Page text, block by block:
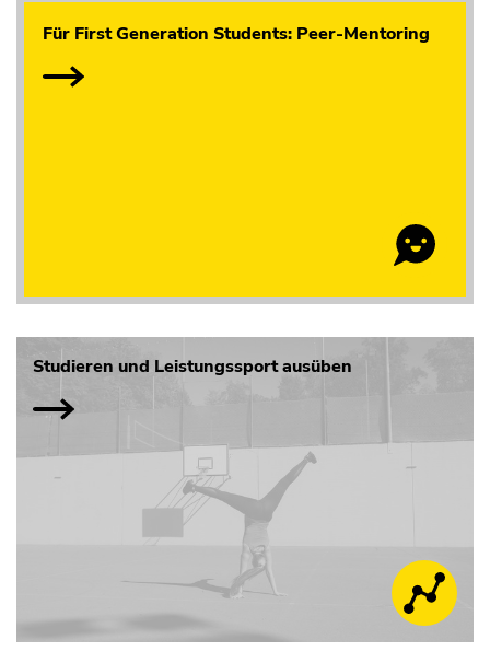
Für First Generation Students: Peer-Mentoring
Studieren und Leistungssport ausüben